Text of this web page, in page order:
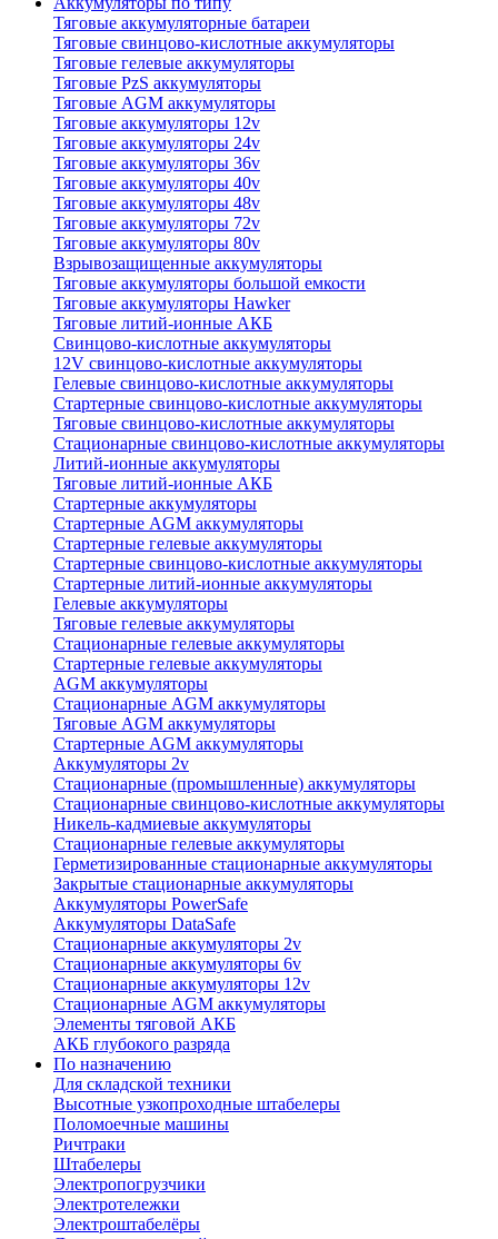
Тяговые аккумуляторные батареи
Тяговые свинцово-кислотные аккумуляторы
Тяговые гелевые аккумуляторы
Тяговые PzS аккумуляторы
Тяговые AGM аккумуляторы
Тяговые аккумуляторы 12v
Тяговые аккумуляторы 24v
Тяговые аккумуляторы 36v
Тяговые аккумуляторы 40v
Тяговые аккумуляторы 48v
Тяговые аккумуляторы 72v
Тяговые аккумуляторы 80v
Взрывозащищенные аккумуляторы
Тяговые аккумуляторы большой емкости
Тяговые аккумуляторы Hawker
Тяговые литий-ионные АКБ
Свинцово-кислотные аккумуляторы
12V свинцово-кислотные аккумуляторы
Гелевые свинцово-кислотные аккумуляторы
Стартерные свинцово-кислотные аккумуляторы
Тяговые свинцово-кислотные аккумуляторы
Стационарные свинцово-кислотные аккумуляторы
Литий-ионные аккумуляторы
Тяговые литий-ионные АКБ
Стартерные аккумуляторы
Стартерные AGM аккумуляторы
Стартерные гелевые аккумуляторы
Стартерные свинцово-кислотные аккумуляторы
Стартерные литий-ионные аккумуляторы
Гелевые аккумуляторы
Тяговые гелевые аккумуляторы
Стационарные гелевые аккумуляторы
Стартерные гелевые аккумуляторы
AGM аккумуляторы
Стационарные AGM аккумуляторы
Тяговые AGM аккумуляторы
Стартерные AGM аккумуляторы
Аккумуляторы 2v
Стационарные (промышленные) аккумуляторы
Стационарные свинцово-кислотные аккумуляторы
Никель-кадмиевые аккумуляторы
Стационарные гелевые аккумуляторы
Герметизированные стационарные аккумуляторы
Закрытые стационарные аккумуляторы
Аккумуляторы PowerSafe
Аккумуляторы DataSafe
Стационарные аккумуляторы 2v
Стационарные аккумуляторы 6v
Стационарные аккумуляторы 12v
Стационарные AGM аккумуляторы
Элементы тяговой АКБ
АКБ глубокого разряда
По назначению
Для складской техники
Высотные узкопроходные штабелеры
Поломоечные машины
Ричтраки
Штабелеры
Электропогрузчики
Электротележки
Электроштабелёры